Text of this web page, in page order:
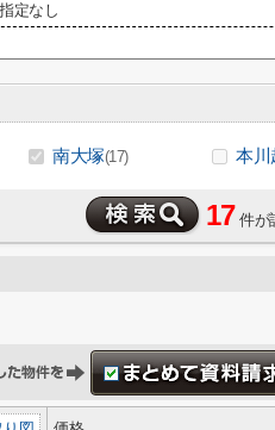
指定なし
南大塚(17) 本川
17 件が